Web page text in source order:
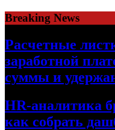
Skip
to
content
Breaking News
Расчетные
заработной
суммы и
HR-аналитика
как собрать